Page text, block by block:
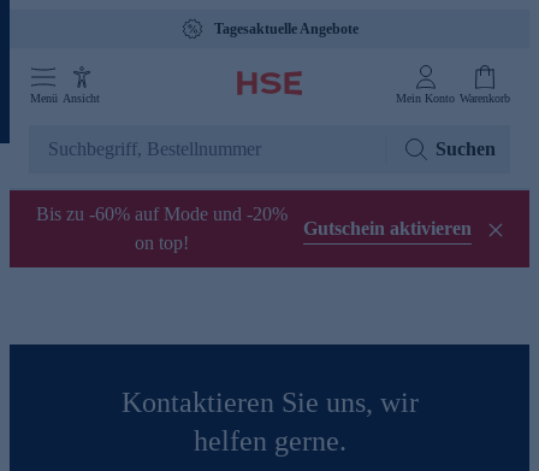
Tagesaktuelle Angebote
Menü Ansicht Mein Konto Warenkorb
Suchen
Bis zu -60% auf Mode und -20%
on top!
Gutschein aktivieren
Kontaktieren Sie uns, wir
helfen gerne.